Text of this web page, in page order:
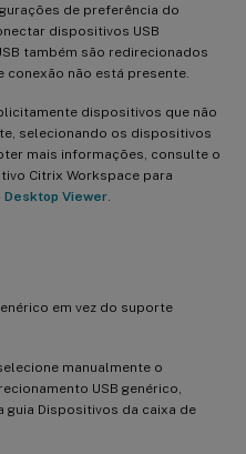
de preferência do
dispositivos USB
também são redirecionados
não está presente.
dispositivos que não
selecionando os dispositivos
mais informações, consulte o
Citrix Workspace para
Desktop Viewer
em vez do suporte
manualmente o
USB genérico,
guia Dispositivos da caixa de